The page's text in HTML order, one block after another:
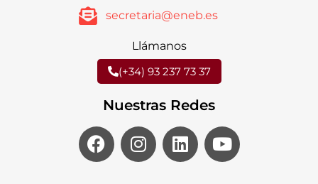
secretaria@eneb.es
Llámanos
(+34) 93 237 73 37
Nuestras Redes